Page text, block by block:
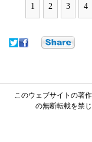
1 2 3 4
このウェブサイトの著
の無断転載を禁